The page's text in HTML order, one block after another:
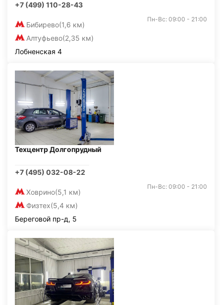
+7 (499) 110-28-43
Бибирево(1,6 км)
Алтуфьево(2,35 км)
Пн-Вс: 09:00 - 21:00
Лобненская 4
Техцентр Долгопрудный
+7 (495) 032-08-22
Ховрино(5,1 км)
Физтех(5,4 км)
Пн-Вс: 09:00 - 21:00
Береговой пр-д, 5